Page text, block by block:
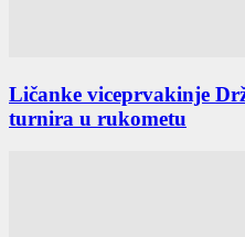
Ličanke viceprvakinje
turnira u rukometu